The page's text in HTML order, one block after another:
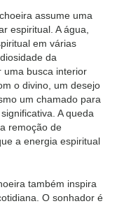
assume uma
espiritual. A água,
em várias
da
uma busca interior
o divino, um desejo
um chamado para
A queda
remoção de
a energia espiritual
também inspira
O sonhador é